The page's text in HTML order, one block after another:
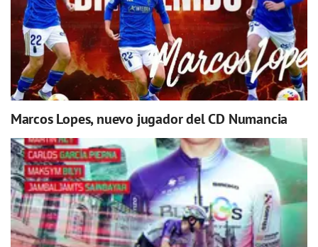
Marcos Lopes, nuevo jugador del CD Numancia